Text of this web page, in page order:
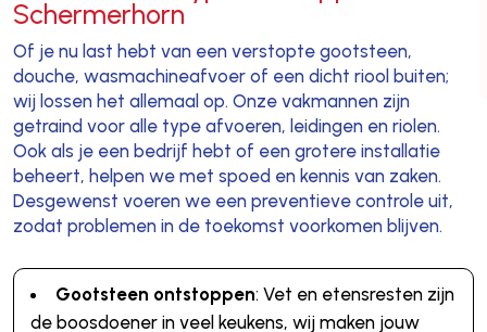
Schermerhorn
Of je nu last hebt van een verstopte gootsteen,
douche, wasmachineafvoer of een dicht riool buiten;
wij lossen het allemaal op. Onze vakmannen zijn
getraind voor alle type afvoeren, leidingen en riolen.
Ook als je een bedrijf hebt of een grotere installatie
beheert, helpen we met spoed en kennis van zaken.
Desgewenst voeren we een preventieve controle uit,
zodat problemen in de toekomst voorkomen blijven.
Gootsteen ontstoppen: Vet en etensresten zijn
de boosdoener in veel keukens, wij maken jouw